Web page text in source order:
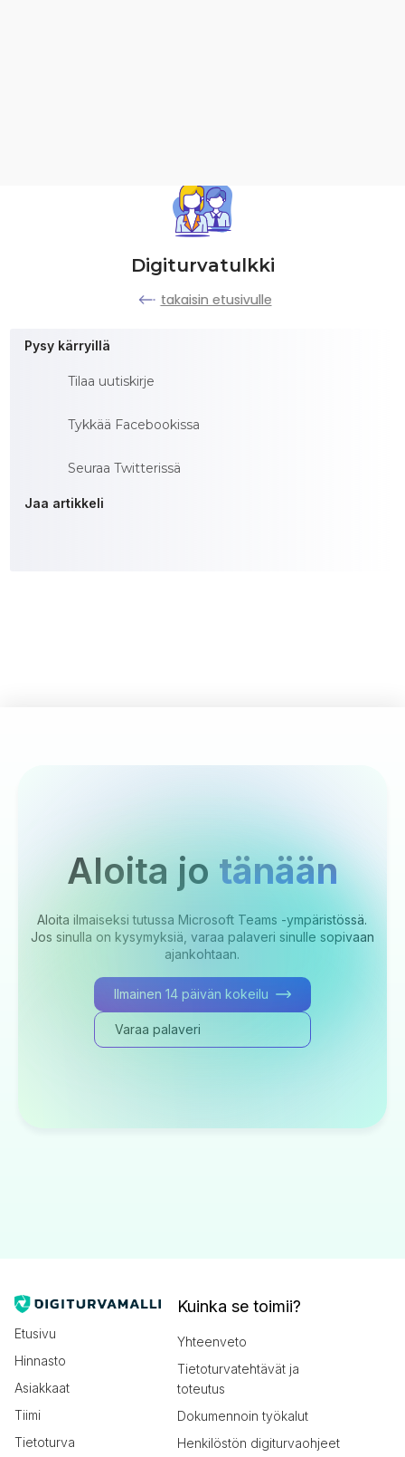
Digiturvatulkki
takaisin etusivulle
Pysy kärryillä
Tilaa uutiskirje
Tykkää Facebookissa
Seuraa Twitterissä
Jaa artikkeli
Aloita jo tänään
Aloita ilmaiseksi tutussa Microsoft Teams -ympäristössä.
Jos sinulla on kysymyksiä, varaa palaveri sinulle sopivaan
ajankohtaan.
Ilmainen 14 päivän kokeilu
Varaa palaveri
Etusivu
Hinnasto
Asiakkaat
Tiimi
Tietoturva
Kuinka se toimii?
Yhteenveto
Tietoturvatehtävät ja
toteutus
Dokumennoin työkalut
Henkilöstön digiturvaohjeet